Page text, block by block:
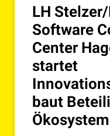
LH
Software
Center
startet
baut